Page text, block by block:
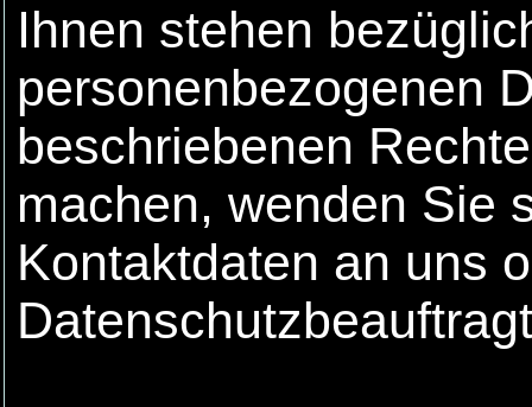
Ihnen stehen
personenbezogenen
beschriebenen
machen, wenden Sie
Kontaktdaten an uns